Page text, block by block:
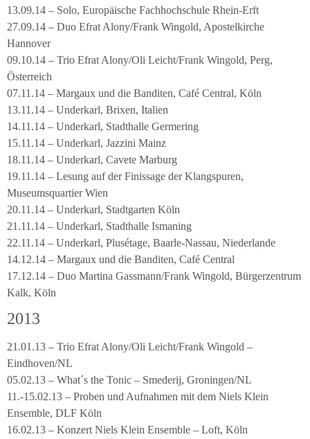
13.09.14 – Solo, Europäische Fachhochschule Rhein-Erft
27.09.14 – Duo Efrat Alony/Frank Wingold, Apostelkirche
Hannover
09.10.14 – Trio Efrat Alony/Oli Leicht/Frank Wingold, Perg,
Österreich
07.11.14 – Margaux und die Banditen, Café Central, Köln
13.11.14 – Underkarl, Brixen, Italien
14.11.14 – Underkarl, Stadthalle Germering
15.11.14 – Underkarl, Jazzini Mainz
18.11.14 – Underkarl, Cavete Marburg
19.11.14 – Lesung auf der Finissage der Klangspuren,
Museumsquartier Wien
20.11.14 – Underkarl, Stadtgarten Köln
21.11.14 – Underkarl, Stadthalle Ismaning
22.11.14 – Underkarl, Plusétage, Baarle-Nassau, Niederlande
14.12.14 – Margaux und die Banditen, Café Central
17.12.14 – Duo Martina Gassmann/Frank Wingold, Bürgerzentrum
Kalk, Köln
2013
21.01.13 – Trio Efrat Alony/Oli Leicht/Frank Wingold –
Eindhoven/NL
05.02.13 – What´s the Tonic – Smederij, Groningen/NL
11.-15.02.13 – Proben und Aufnahmen mit dem Niels Klein
Ensemble, DLF Köln
16.02.13 – Konzert Niels Klein Ensemble – Loft, Köln